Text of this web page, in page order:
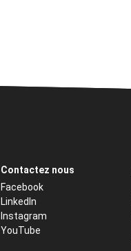
Contactez nous
Facebook
LinkedIn
Instagram
YouTube